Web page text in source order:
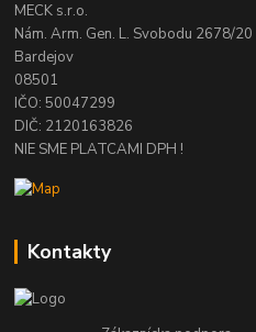
MECK s.r.o.
Nám. Arm. Gen. L. Svobodu 2678/20
Bardejov
08501
IČO: 50047299
DIČ: 2120163826
NIE SME PLATCAMI DPH !
Kontakty